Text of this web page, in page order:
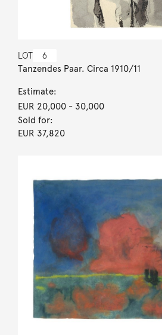
LOT 6
Tanzendes Paar. Circa 1910/11
Estimate:
EUR 20,000- 30,000
Sold for:
EUR 37,820